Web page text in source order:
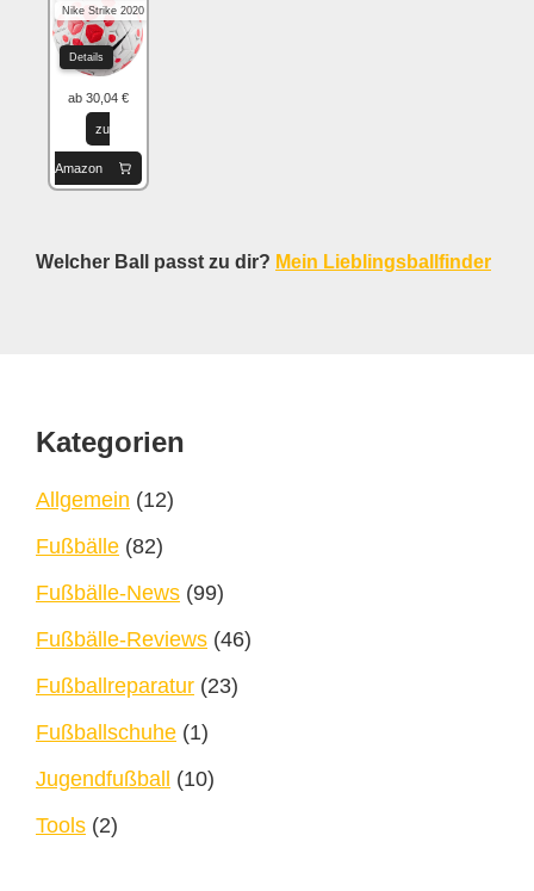
Nike Strike 2020
Details
ab 30,04 €
zu
Amazon
Welcher Ball passt zu dir? Mein Lieblingsballfinder
Footer
Kategorien
Allgemein (12)
Fußbälle (82)
Fußbälle-News (99)
Fußbälle-Reviews (46)
Fußballreparatur (23)
Fußballschuhe (1)
Jugendfußball
(10)
Tools (2)